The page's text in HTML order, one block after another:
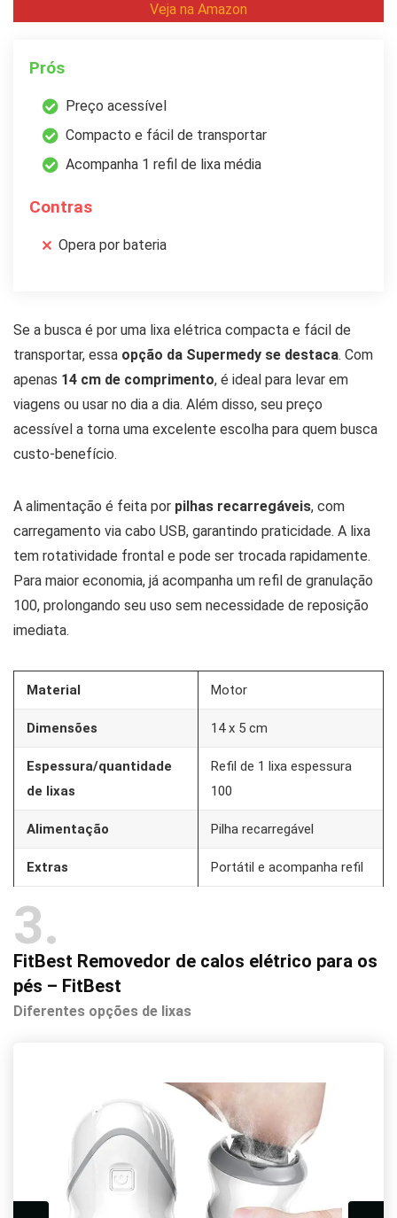
Veja na Amazon
Prós
Preço acessível
Compacto e fácil de transportar
Acompanha 1 refil de lixa média
Contras
Opera por bateria
Se a busca é por uma lixa elétrica compacta e fácil de
transportar, essa opção da Supermedy se destaca. Com
apenas 14 cm de comprimento, é ideal para levar em
viagens ou usar no dia a dia. Além disso, seu preço
acessível a torna uma excelente escolha para quem busca
custo-benefício.
A alimentação é feita por pilhas recarregáveis, com
carregamento via cabo USB, garantindo praticidade. A lixa
tem rotatividade frontal e pode ser trocada rapidamente.
Para maior economia, já acompanha um refil de granulação
100, prolongando seu uso sem necessidade de reposição
imediata.
Material Motor
Dimensões 14 x 5 cm
Espessura/quantidade
de lixas
Refil de 1 lixa espessura
100
Alimentação Pilha recarregável
Extras Portátil e acompanha refil
3
FitBest Removedor de calos elétrico para os
pés – FitBest
Diferentes opções de lixas